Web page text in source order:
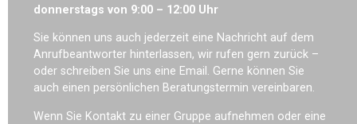
donnerstags von 9:00 – 12:00 Uhr
Sie können uns auch jederzeit eine Nachricht auf dem
Anrufbeantworter hinterlassen, wir rufen gern zurück –
oder schreiben Sie uns eine Email. Gerne können Sie
auch einen persönlichen Beratungstermin vereinbaren.
Wenn Sie Kontakt zu einer Gruppe aufnehmen oder eine